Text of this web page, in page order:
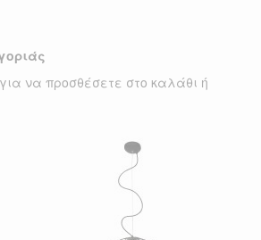
να προσθέσετε στο καλάθι ή